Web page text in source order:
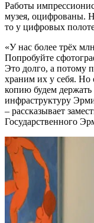
Работы
музея, оцифрованы.
то у цифровых
«У нас более трёх
Попробуйте
Это долго, а потому
храним их у себя. Но
копию будем
инфраструктуру
– рассказывает
Государственного